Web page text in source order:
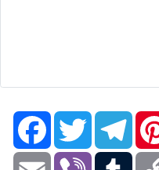
FacebookTwitter
Email Viber